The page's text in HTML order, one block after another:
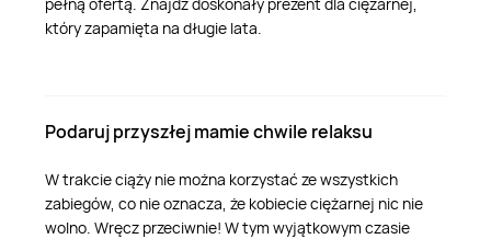
który zapamięta na długie lata.
Podaruj przyszłej mamie chwile relaksu
W trakcie ciąży nie można korzystać ze wszystkich
zabiegów, co nie oznacza, że kobiecie ciężarnej nic nie
wolno. Wręcz przeciwnie! W tym wyjątkowym czasie